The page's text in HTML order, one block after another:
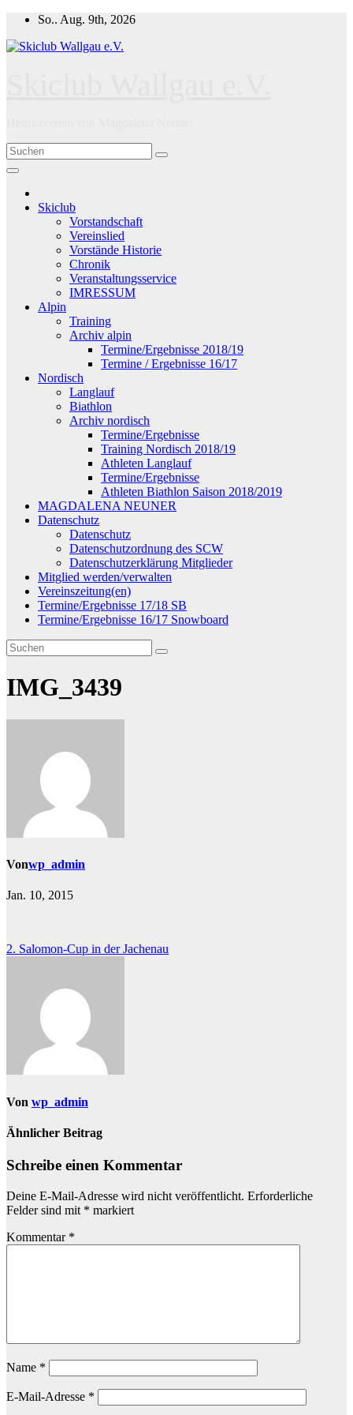
Zum
springen
So.. Aug. 9th, 2026
Skiclub
Vorstandschaft
Vereinslied
Vorstände Historie
Chronik
Veranstaltungsservice
IMRESSUM
Alpin
Training
Archiv alpin
Termine/Ergebnisse 2018/19
Termine / Ergebnisse 16/17
Nordisch
Langlauf
Biathlon
Archiv nordisch
Termine/Ergebnisse
Training Nordisch 2018/19
Athleten Langlauf
Termine/Ergebnisse
Athleten Biathlon Saison 2018/2019
MAGDALENA NEUNER
Datenschutz
Datenschutz
Datenschutzordnung des SCW
Datenschutzerklärung Mitglieder
Mitglied werden/verwalten
Vereinszeitung(en)
Termine/Ergebnisse 17/18 SB
Termine/Ergebnisse 16/17 Snowboard
IMG_3439
Vonwp_admin
Jan. 10, 2015
Beitragsnavigation
2. Salomon-Cup in der Jachenau
Von wp_admin
Ähnlicher Beitrag
Schreibe einen Kommentar
Deine E-Mail-Adresse wird nicht veröffentlicht. Erforderliche
Felder sind mit * markiert
Kommentar *
Name *
E-Mail-Adresse *